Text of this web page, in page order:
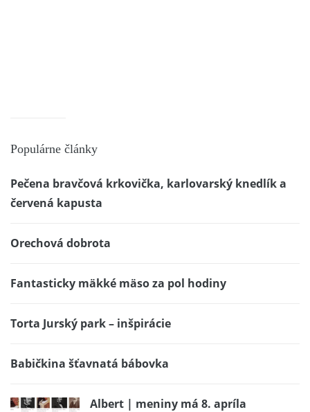
Populárne články
Pečena bravčová krkovička, karlovarský knedlík a
červená kapusta
Orechová dobrota
Fantasticky mäkké mäso za pol hodiny
Torta Jurský park – inšpirácie
Babičkina šťavnatá bábovka
Albert | meniny má 8. apríla